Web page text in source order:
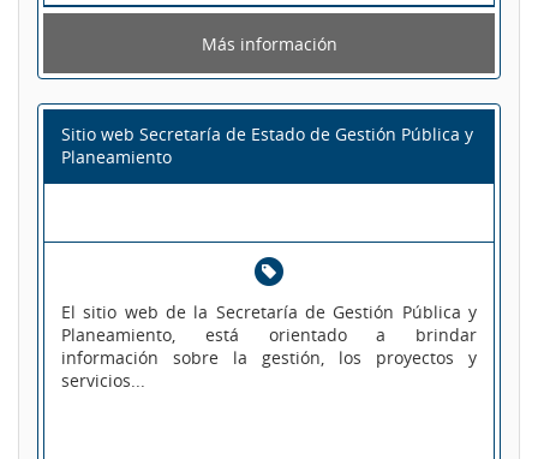
Más información
Sitio web Secretaría de Estado de Gestión Pública y
Planeamiento
El sitio web de la Secretaría de Gestión Pública y
Planeamiento, está orientado a brindar
información sobre la gestión, los proyectos y
servicios...